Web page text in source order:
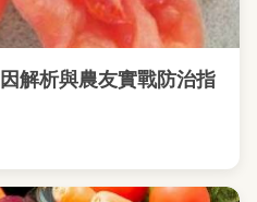
解析與農友實戰防治指